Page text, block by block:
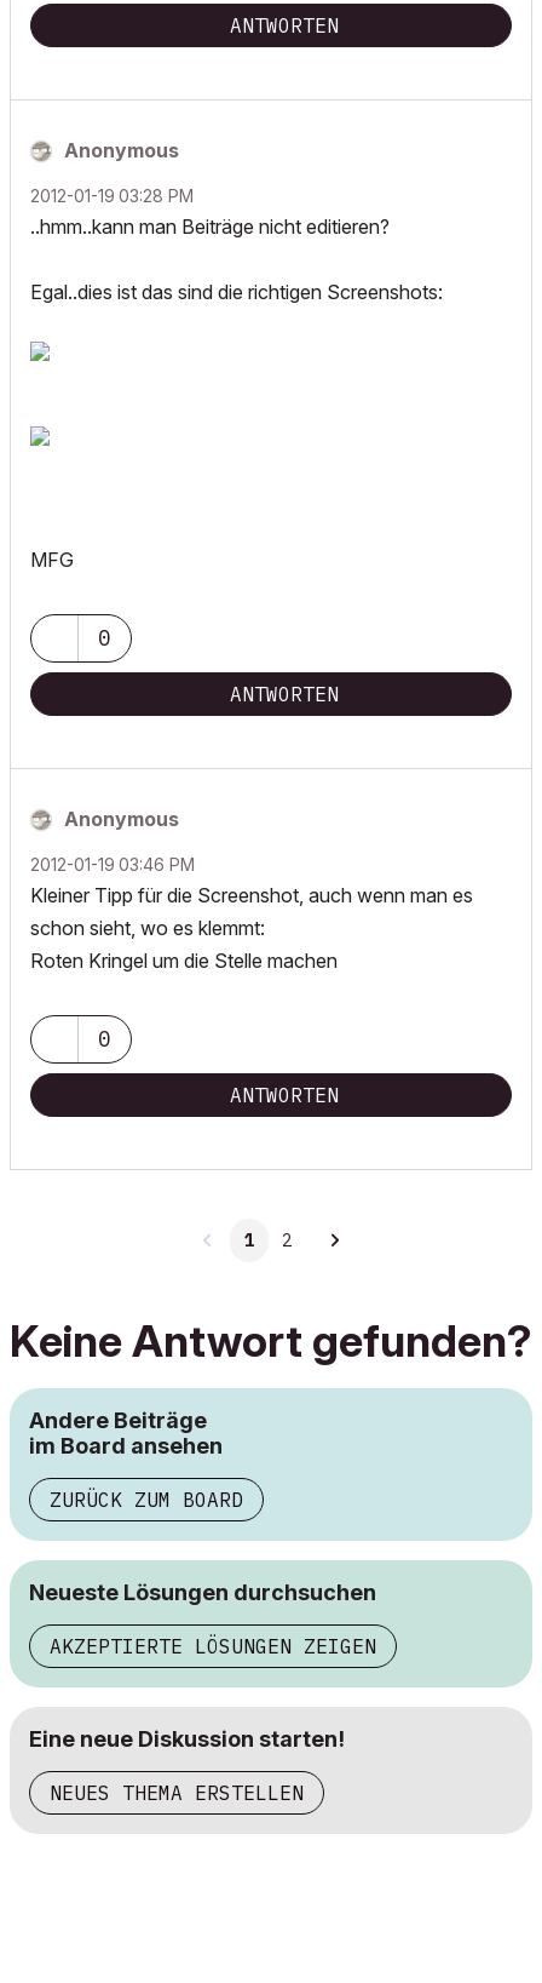
ANTWORTEN
Anonymous
‎2012-01-19 03:28 PM
..hmm..kann man Beiträge nicht editieren?
Egal..dies ist das sind die richtigen Screenshots:
MFG
0
ANTWORTEN
Anonymous
‎2012-01-19 03:46 PM
Kleiner Tipp für die Screenshot, auch wenn man es
schon sieht, wo es klemmt:
Roten Kringel um die Stelle machen
0
ANTWORTEN
1 2
Keine Antwort gefunden?
Andere Beiträge
im Board ansehen
ZURÜCK ZUM BOARD
Neueste Lösungen durchsuchen
AKZEPTIERTE LÖSUNGEN ZEIGEN
Eine neue Diskussion starten!
NEUES THEMA ERSTELLEN